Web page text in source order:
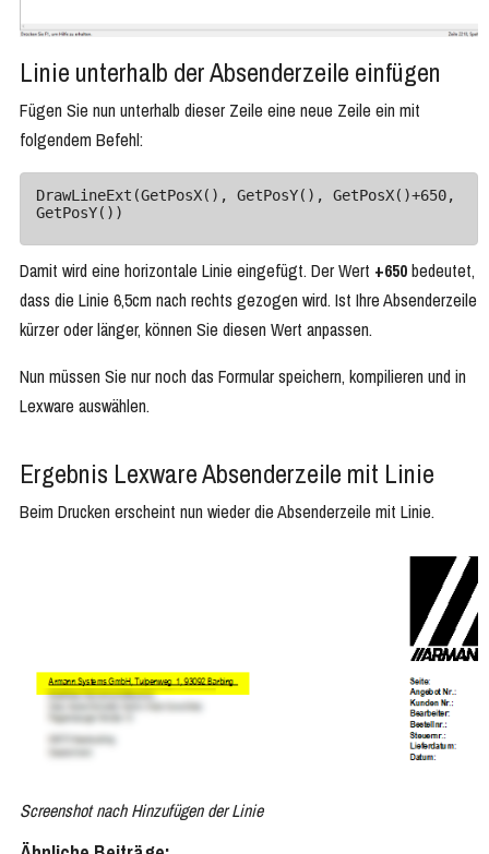
Linie unterhalb der Absenderzeile einfügen
Fügen Sie nun unterhalb dieser Zeile eine neue Zeile ein mit
folgendem Befehl:
DrawLineExt(GetPosX(), GetPosY(), GetPosX()+650,
GetPosY())
Damit wird eine horizontale Linie eingefügt. Der Wert +650bedeutet,
dass die Linie 6,5cm nach rechts gezogen wird. Ist Ihre Absenderzeile
kürzer oder länger, können Sie diesen Wert anpassen.
Nun müssen Sie nur noch das Formular speichern, kompilieren und in
Lexware auswählen.
Ergebnis Lexware Absenderzeile mit Linie
Beim Drucken erscheint nun wieder die Absenderzeile mit Linie.
Screenshot nach Hinzufügen der Linie